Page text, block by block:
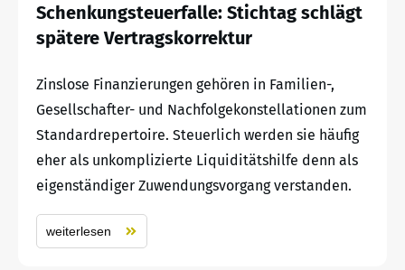
Schenkungsteuerfalle: Stichtag schlägt
spätere Vertragskorrektur
Zinslose Finanzierungen gehören in Familien-,
Gesellschafter- und Nachfolgekonstellationen zum
Standardrepertoire. Steuerlich werden sie häufig
eher als unkomplizierte Liquiditätshilfe denn als
eigenständiger Zuwendungsvorgang verstanden.
weiterlesen